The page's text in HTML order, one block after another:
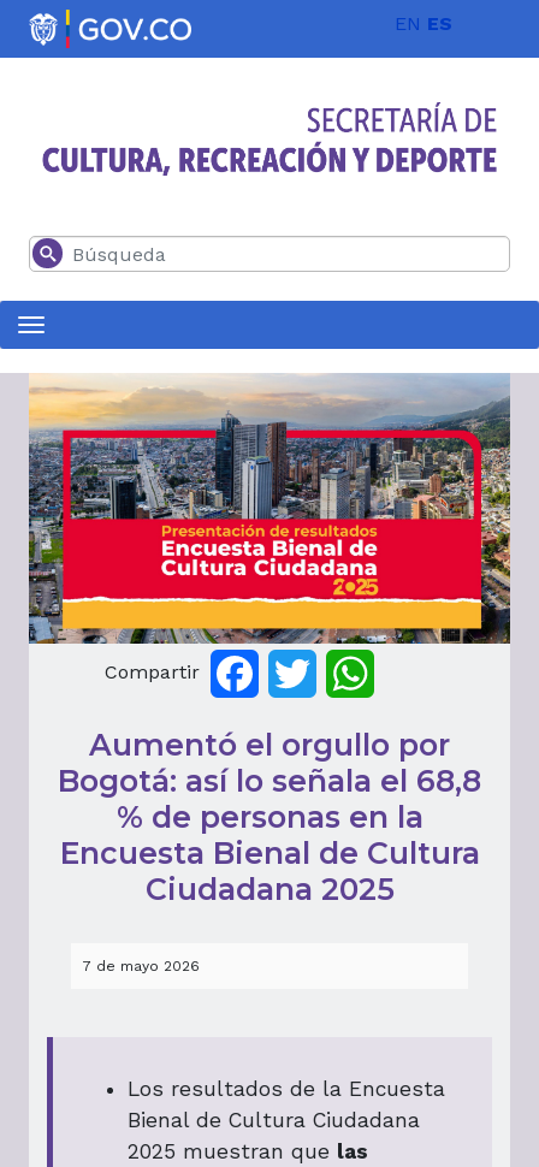
Pasar al contenido principal EN ES
Buscar
Compartir FacebookTwitter
Aumentó el orgullo por
Bogotá: así lo señala el 68,8
% de personas en la
Encuesta Bienal de Cultura
Ciudadana 2025
7 de mayo 2026
Los resultados de la Encuesta
Bienal de Cultura Ciudadana
2025 muestran que las